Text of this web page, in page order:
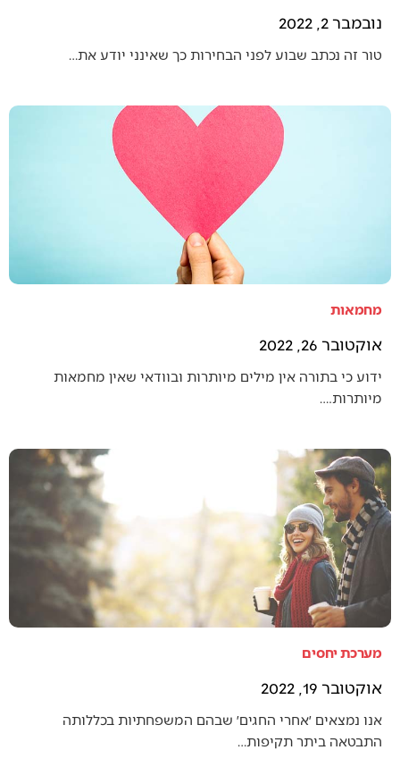
נובמבר 2, 2022
טור זה נכתב שבוע לפני הבחירות כך שאינני יודע את…
מחמאות
אוקטובר 26, 2022
ידוע כי בתורה אין מילים מיותרות ובוודאי שאין מחמאות
מיותרות.…
מערכת יחסים
אוקטובר 19, 2022
אנו נמצאים ׳אחרי החגים׳ שבהם המשפחתיות בכללותה
התבטאה ביתר תקיפות…